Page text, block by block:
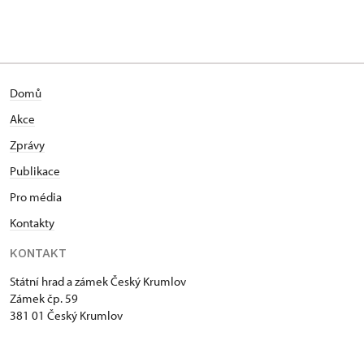
Domů
Akce
Zprávy
Publikace
Pro média
Kontakty
KONTAKT
Státní hrad a zámek Český Krumlov
Zámek čp. 59
381 01 Český Krumlov